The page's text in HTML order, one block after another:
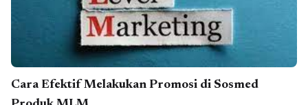
Cara Efektif Melakukan Promosi di Sosmed